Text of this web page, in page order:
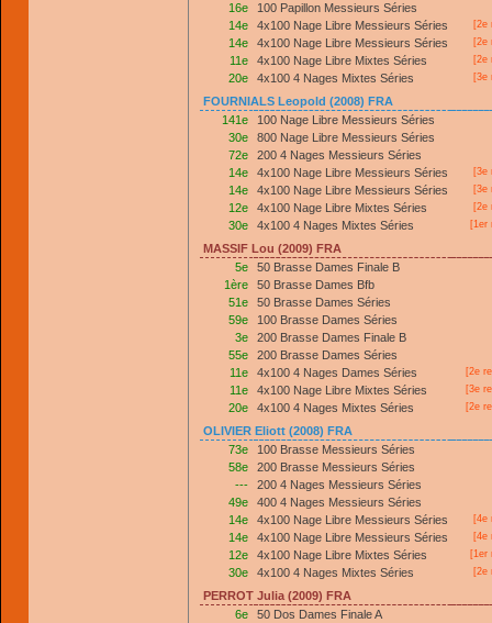
16e
100 Papillon Messieurs Séries
14e
4x100 Nage Libre Messieurs Séries [2e
14e 4x100 Nage Libre Messieurs Séries [2e
11e 4x100 Nage Libre Mixtes Séries [2e
20e 4x100 4 Nages Mixtes Séries [3e
FOURNIALS Leopold (2008) FRA
141e
100 Nage Libre Messieurs Séries
30e
800 Nage Libre Messieurs Séries
72e
200 4 Nages Messieurs Séries
14e
4x100 Nage Libre Messieurs Séries [3e
14e 4x100 Nage Libre Messieurs Séries [3e
12e 4x100 Nage Libre Mixtes Séries [2e
30e 4x100 4 Nages Mixtes Séries [1er
MASSIF Lou (2009) FRA
5e
50 Brasse Dames Finale B
1ère
50 Brasse Dames Bfb
51e
50 Brasse Dames Séries
59e
100 Brasse Dames Séries
3e
200 Brasse Dames Finale B
55e
200 Brasse Dames Séries
11e
4x100 4 Nages Dames Séries [2e
11e 4x100 Nage Libre Mixtes Séries [3e
20e 4x100 4 Nages Mixtes Séries [2e
OLIVIER Eliott (2008) FRA
73e
100 Brasse Messieurs Séries
58e
200 Brasse Messieurs Séries
---
200 4 Nages Messieurs Séries
49e
400 4 Nages Messieurs Séries
14e
4x100 Nage Libre Messieurs Séries [4e
14e 4x100 Nage Libre Messieurs Séries [4e
12e 4x100 Nage Libre Mixtes Séries [1er
30e 4x100 4 Nages Mixtes Séries [2e
PERROT Julia (2009) FRA
6e
50 Dos Dames Finale A